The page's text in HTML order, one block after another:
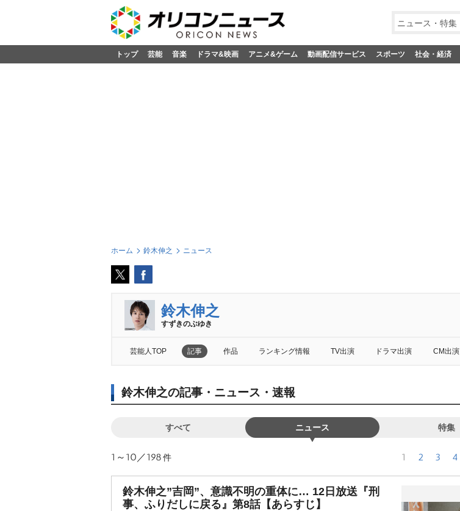
ニュース・特集
トップ 芸能 音楽 ドラマ&映画 アニメ&ゲーム 動画配信サービス スポーツ 社会・経済
ホーム 鈴木伸之 ニュース
鈴木伸之
すずきのぶゆき
芸能人TOP 記事 作品 ランキング情報 TV出演 ドラマ出演 CM出演
鈴木伸之の記事・ニュース・速報
すべて ニュース 特集
1～10／198件 1 2 3 4
鈴木伸之”吉岡”、意識不明の重体に… 12日放送『刑
事、ふりだしに戻る』第8話【あらすじ】